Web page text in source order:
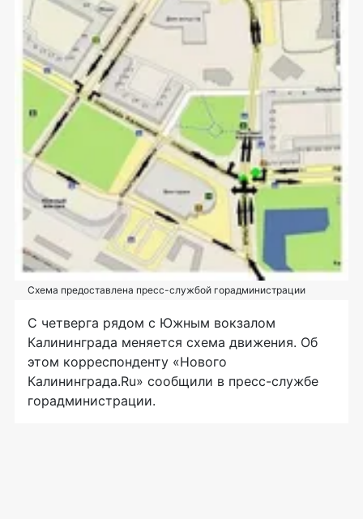
Схема предоставлена пресс-службой горадминистрации
С четверга рядом с Южным вокзалом
Калининграда меняется схема движения. Об
этом корреспонденту «Нового
Калининграда.Ru» сообщили в пресс-службе
горадминистрации.